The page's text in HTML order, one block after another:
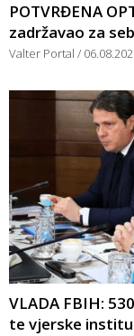
POTVRĐENA
zadržavao za
Valter Portal
VLADA FBIH:
te vjerske